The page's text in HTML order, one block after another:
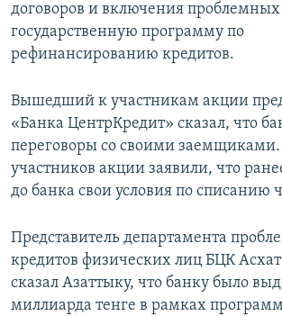
договоров и включения
государственную программу по
рефинансированию кредитов.
Вышедший к участникам акции
«Банка ЦентрКредит» сказал, что
переговоры со своими
участников акции заявили, что
до банка свои условия по списанию
Представитель департамента
кредитов физических лиц БЦК
сказал Азаттыку, что банку было
миллиарда тенге в рамках